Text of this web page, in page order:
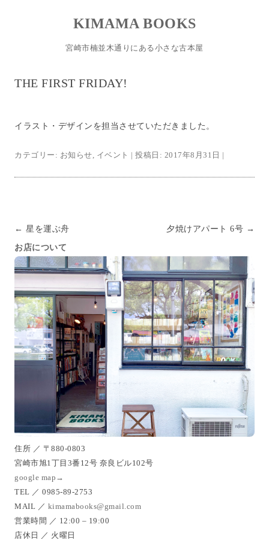
KIMAMA BOOKS
宮崎市楠並木通りにある小さな古本屋
THE FIRST FRIDAY!
イラスト・デザインを担当させていただきました。
カテゴリー: お知らせ, イベント | 投稿日: 2017年8月31日 |
投稿ナビゲーション
← 星を運ぶ舟 夕焼けアパート 6号 →
お店について
住所 ／ 〒880-0803
宮崎市旭1丁目3番12号 奈良ビル102号
google map→
TEL ／ 0985-89-2753
MAIL ／ kimamabooks@gmail.com
営業時間 ／ 12:00 – 19:00
店休日 ／ 火曜日